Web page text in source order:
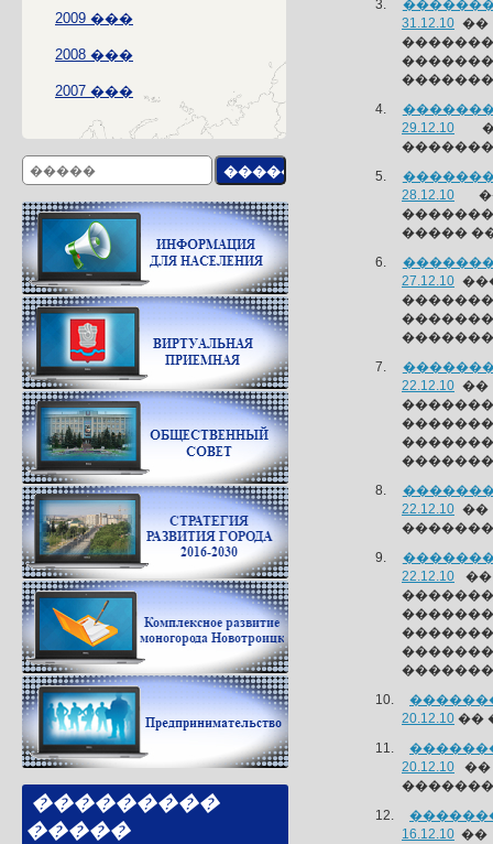
2009 ���
2008 ���
2007 ���
���������
�����
31.12.10 ��
29.12.10
28.12.10
�����
27.12.10
22.12.10 ��
22.12.10 ��
22.12.10 ��
20.12.10 ��
20.12.10 ��
16.12.10 ��